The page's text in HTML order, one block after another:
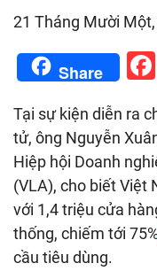
21 Tháng Mười
Share
Tại sự kiện diễn ra
tử, ông Nguyễn
Hiệp hội Doanh
(VLA), cho biết Việt
với 1,4 triệu cửa
thống, chiếm tới
cầu tiêu dùng.